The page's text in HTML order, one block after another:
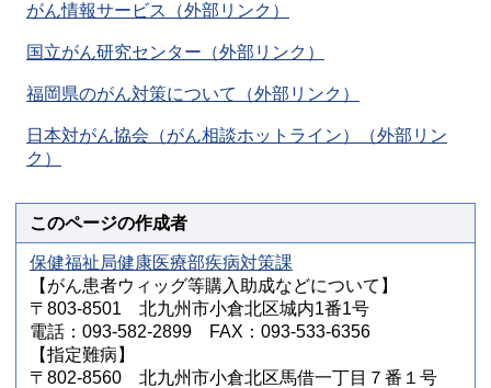
がん情報サービス（外部リンク）
国立がん研究センター（外部リンク）
福岡県のがん対策について（外部リンク）
日本対がん協会（がん相談ホットライン）（外部リン
ク）
このページの作成者
保健福祉局健康医療部疾病対策課
【がん患者ウィッグ等購入助成などについて】
〒803-8501 北九州市小倉北区城内1番1号
電話：093-582-2899 FAX：093-533-6356
【指定難病】
〒802-8560 北九州市小倉北区馬借一丁目７番１号